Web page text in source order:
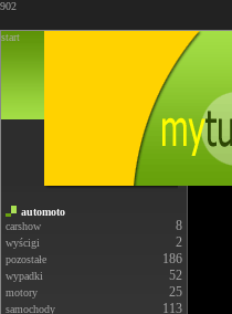
902
start
automoto
carshow
8
wyścigi 2
pozostałe 186
wypadki 52
motory 25
samochody 113